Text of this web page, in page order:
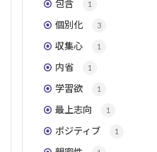
包含 1
個別化 3
収集心 1
内省 1
学習欲 1
最上志向 1
ポジティブ 1